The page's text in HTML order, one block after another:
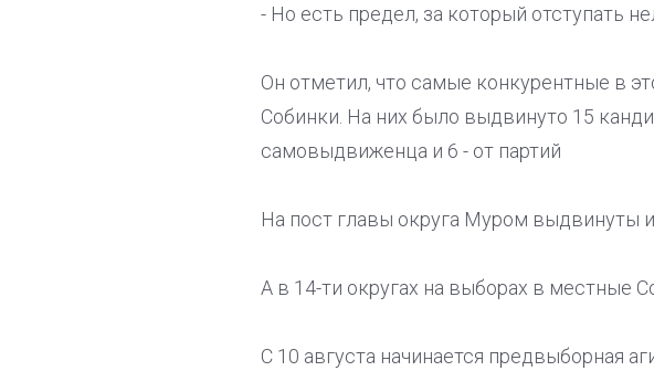
- Но есть предел, за который отступать
Он отметил, что самые конкурентные в
Собинки. На них было выдвинуто 15
самовыдвиженца и 6 - от партий
На пост главы округа Муром выдвинуты
А в 14-ти округах на выборах в местные
С 10 августа начинается предвыборная